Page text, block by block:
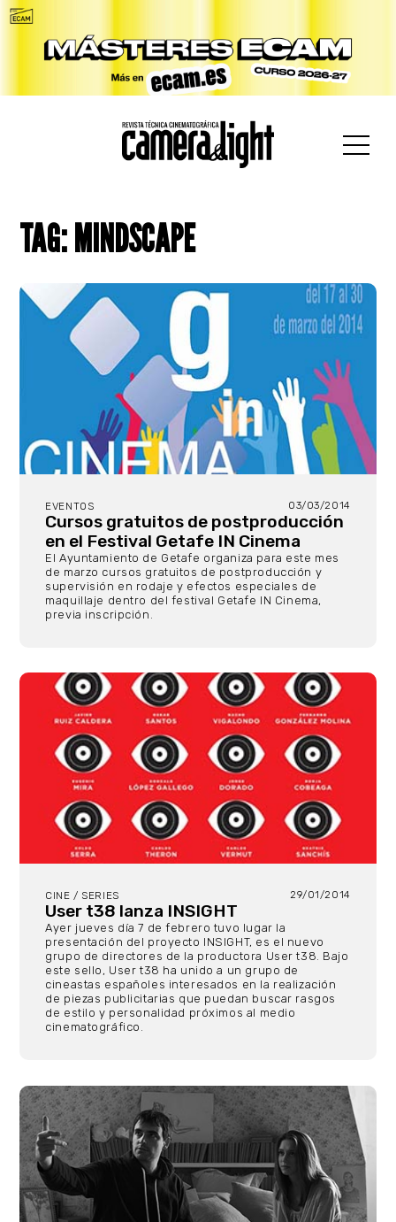
TAG: MINDSCAPE
EVENTOS 03/03/2014
Cursos gratuitos de postproducción
en el Festival Getafe IN Cinema
El Ayuntamiento de Getafe organiza para este mes
de marzo cursos gratuitos de postproducción y
supervisión en rodaje y efectos especiales de
maquillaje dentro del festival Getafe IN Cinema,
previa inscripción.
CINE / SERIES 29/01/2014
User t38 lanza INSIGHT
Ayer jueves día 7 de febrero tuvo lugar la
presentación del proyecto INSIGHT, es el nuevo
grupo de directores de la productora User t38. Bajo
este sello, User t38 ha unido a un grupo de
cineastas españoles interesados en la realización
de piezas publicitarias que puedan buscar rasgos
de estilo y personalidad próximos al medio
cinematográfico.